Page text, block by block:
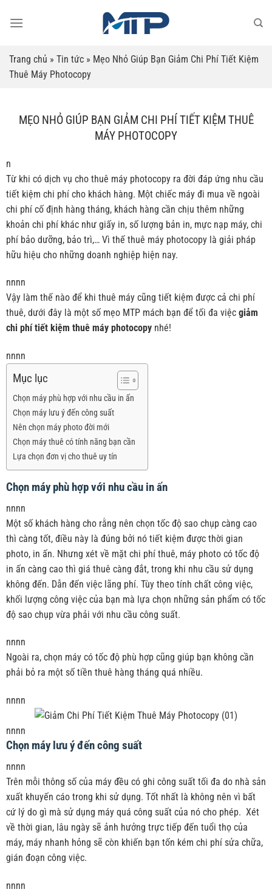
qua
dung
Trang chủ » Tin tức » Mẹo Nhỏ Giúp Bạn Giảm Chi Phí Tiết Kiệm
Thuê Máy Photocopy
MẸO NHỎ GIÚP BẠN GIẢM CHI PHÍ TIẾT KIỆM THUÊ
MÁY PHOTOCOPY
n
Từ khi có dịch vụ cho thuê máy photocopy ra đời đáp ứng nhu cầu
tiết kiệm chi phí cho khách hàng. Một chiếc máy đi mua về ngoài
chi phí cố định hàng tháng, khách hàng cần chịu thêm những
khoản chi phí khác như giấy in, số lượng bản in, mực nạp máy, chi
phí bảo dưỡng, bảo trì,… Vì thế thuê máy photocopy là giải pháp
hữu hiệu cho những doanh nghiệp hiện nay.
nnnn
Vậy làm thế nào để khi thuê máy cũng tiết kiệm được cả chi phí
thuê, dưới đây là một số mẹo MTP mách bạn để tối đa việc giảm
chi phí tiết kiệm thuê máy photocopynhé!
nnnn
Mục lục
Chọn máy phù hợp với nhu cầu in ấn
Chọn máy lưu ý đến công suất
Nên chọn máy photo đời mới
Chọn máy thuê có tính năng bạn cần
Lựa chọn đơn vị cho thuê uy tín
Chọn máy phù hợp với nhu cầu in ấn
nnnn
Một số khách hàng cho rằng nên chọn tốc độ sao chụp càng cao
thì càng tốt, điều này là đúng bởi nó tiết kiệm được thời gian
photo, in ấn. Nhưng xét về mặt chi phí thuê, máy photo có tốc độ
in ấn càng cao thì giá thuê càng đắt, trong khi nhu cầu sử dụng
không đến. Dẫn đến việc lãng phí. Tùy theo tính chất công việc,
khối lượng công việc của bạn mà lựa chọn những sản phẩm có tốc
độ sao chụp vừa phải với nhu cầu công suất.
nnnn
Ngoài ra, chọn máy có tốc độ phù hợp cũng giúp bạn không cần
phải bỏ ra một số tiền thuê hàng tháng quá nhiều.
nnnn
nnnn
Chọn máy lưu ý đến công suất
nnnn
Trên mỗi thông số của máy đều có ghi công suất tối đa do nhà sản
xuất khuyến cáo trong khi sử dụng. Tốt nhất là không nên vì bất
cứ lý do gì mà sử dụng máy quá công suất của nó cho phép. Xét
về thời gian, lâu ngày sẽ ảnh hưởng trực tiếp đến tuổi thọ của
máy, máy nhanh hỏng sẽ còn khiến bạn tốn kém chi phí sửa chữa,
gián đoạn công việc.
nnnn